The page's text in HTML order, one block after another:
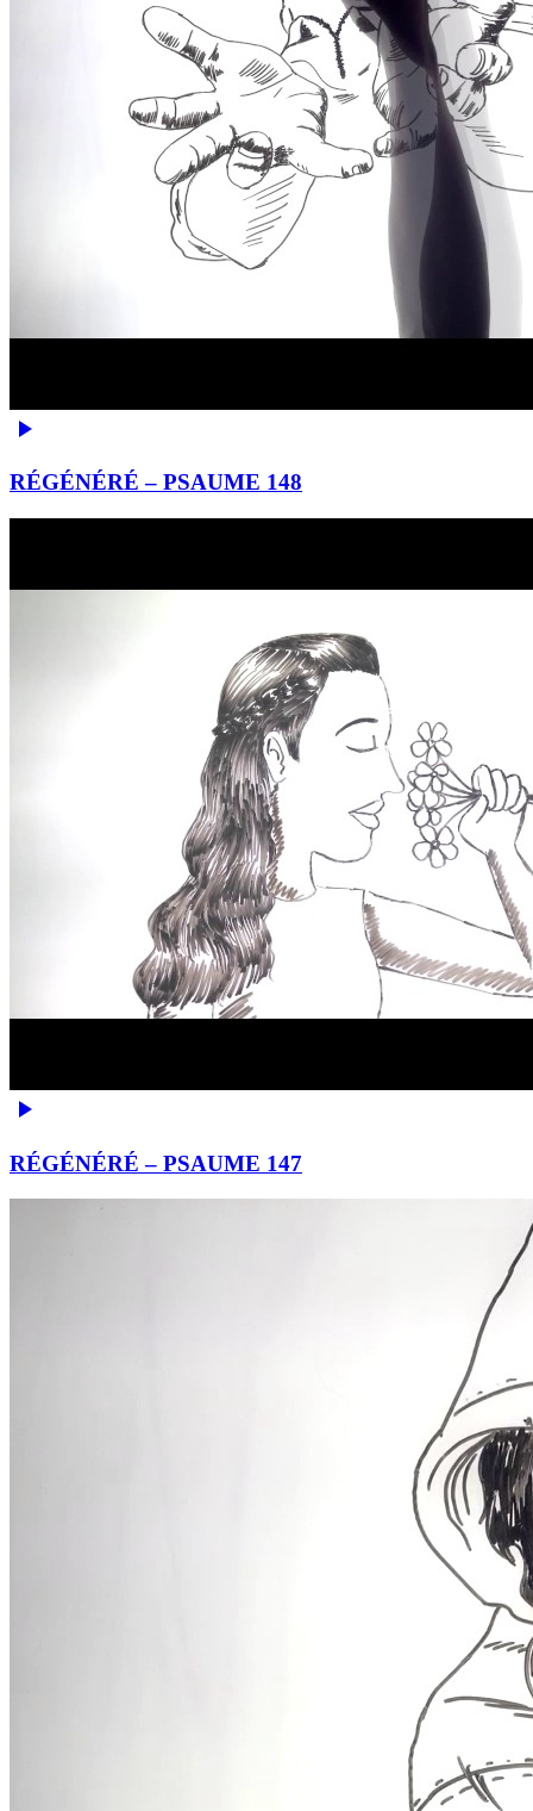
RÉGÉNÉRÉ – PSAUME 148
RÉGÉNÉRÉ – PSAUME 147